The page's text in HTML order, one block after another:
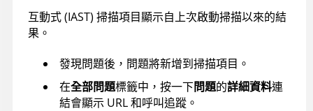
互動式 (IAST) 掃描項目顯示自上次啟動掃描以來的結
果。
發現問題後，問題將新增到掃描項目。
在全部問題標籤中，按一下問題的詳細資料連
結會顯示 URL 和呼叫追蹤。